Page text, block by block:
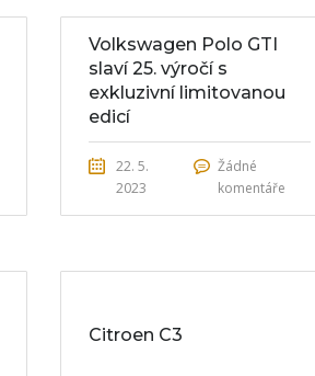
Volkswagen Polo GTI
slaví 25. výročí s
exkluzivní limitovanou
edicí
22. 5.
2023
Žádné
komentáře
Citroen C3